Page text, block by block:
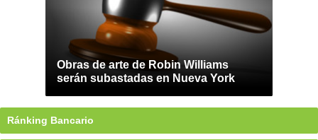
Obras de arte de Robin Williams
serán subastadas en Nueva York
Ránking Bancario